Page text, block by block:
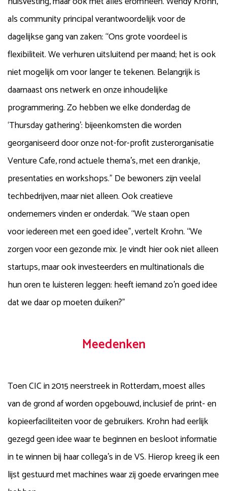
als community principal verantwoordelijk voor de
dagelijkse gang van zaken: “Ons grote voordeel is
flexibiliteit. We verhuren uitsluitend per maand; het is ook
niet mogelijk om voor langer te tekenen. Belangrijk is
daarnaast ons netwerk en onze inhoudelijke
programmering. Zo hebben we elke donderdag de
‘Thursday gathering’: bijeenkomsten die worden
georganiseerd door onze not-for-profit zusterorganisatie
Venture Cafe, rond actuele thema’s, met een drankje,
presentaties en workshops.” De bewoners zijn veelal
techbedrijven, maar niet alleen. Ook creatieve
ondernemers vinden er onderdak. “We staan open
voor iedereen met een goed idee”, vertelt Krohn. “We
zorgen voor een gezonde mix. Je vindt hier ook niet alleen
startups, maar ook investeerders en multinationals die
hun oren te luisteren leggen: heeft iemand zo’n goed idee
dat we daar op moeten duiken?”
Meedenken
Toen CIC in 2015 neerstreek in Rotterdam, moest alles
van de grond af worden opgebouwd, inclusief de print- en
kopieerfaciliteiten voor de gebruikers. Krohn had eerlijk
gezegd geen idee waar te beginnen en besloot informatie
in te winnen bij haar collega’s in de VS. Hierop kreeg ik een
lijst gestuurd met machines waar zij goede ervaringen mee